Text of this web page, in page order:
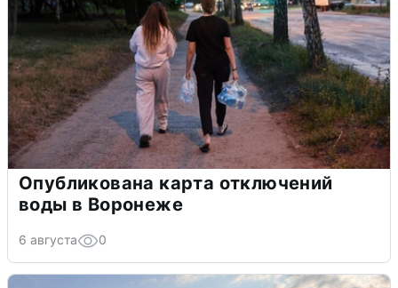
Опубликована карта отключений
воды в Воронеже
6 августа 0